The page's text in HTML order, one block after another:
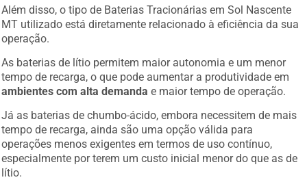
Além disso, o tipo de Baterias Tracionárias em Sol Nascente
MT utilizado está diretamente relacionado à eficiência da sua
operação.
As baterias de lítio permitem maior autonomia e um menor
tempo de recarga, o que pode aumentar a produtividade em
ambientes com alta demanda e maior tempo de operação.
Já as baterias de chumbo-ácido, embora necessitem de mais
tempo de recarga, ainda são uma opção válida para
operações menos exigentes em termos de uso contínuo,
especialmente por terem um custo inicial menor do que as de
lítio.